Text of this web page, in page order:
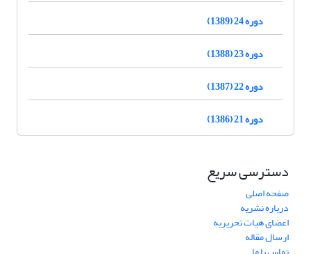
دوره 24 (1389)
دوره 23 (1388)
دوره 22 (1387)
دوره 21 (1386)
دسترسی سریع
صفحه اصلی
درباره نشریه
اعضای هیات تحریریه
ارسال مقاله